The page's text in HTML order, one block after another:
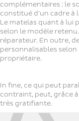
complémentaires : le
constitué d'un cadre à
Le matelas quant à lui
selon le modèle
réparateur. En outre,
personnalisables
propriétaire.
In fine, ce qui peut
contraint, peut, grâce
très gratifiante.